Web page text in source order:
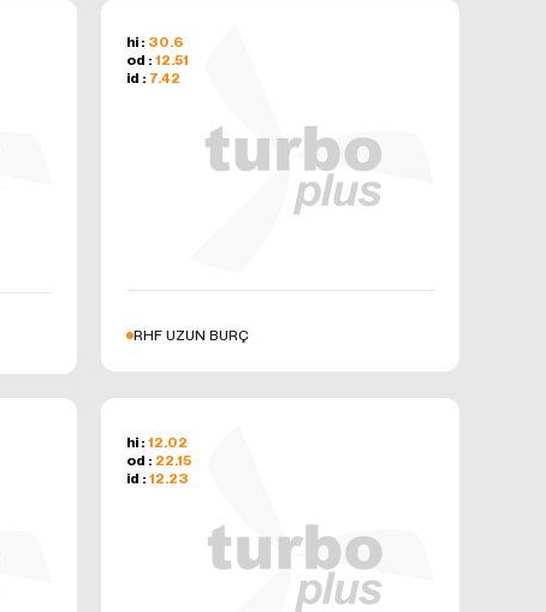
hi : 30.6
od : 12.51
id : 7.42
RHF UZUN BURÇ
hi : 12.02
od : 22.15
id : 12.23